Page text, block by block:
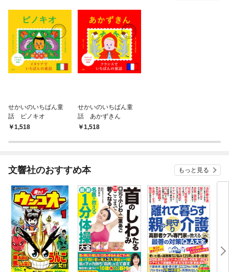
せかいのいちばん童
話 ピノキオ
1,518
せかいのいちばん童
話 あかずきん
1,518
文響社のおすすめ本 もっと見る